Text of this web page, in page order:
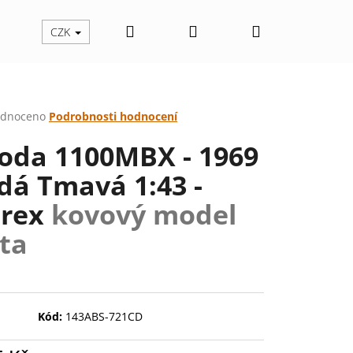
CZK Hledat PřihlášeníNákupní
Podrobnosti hodnocení
1100MBX - 1969
Tmavá 1:43 -
kovový model
Kód: 143ABS-721CD